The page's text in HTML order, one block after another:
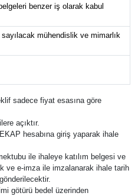
benzer iş olarak kabul
mühendislik ve mimarlık
sadece fiyat esasına göre
açıktır.
hesabına giriş yaparak ihale
ile ihaleye katılım belgesi ve
ve e-imza ile imzalanarak ihale tarih
götürü bedel üzerinden